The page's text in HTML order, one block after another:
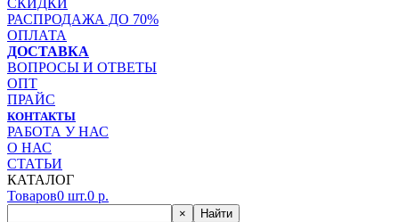
СКИДКИ
РАСПРОДАЖА ДО 70%
ОПЛАТА
ДОСТАВКА
ВОПРОСЫ И ОТВЕТЫ
ОПТ
ПРАЙС
КОНТАКТЫ
РАБОТА У НАС
О НАС
СТАТЬИ
КАТАЛОГ
Товаров0 шт.0 р.
× Найти